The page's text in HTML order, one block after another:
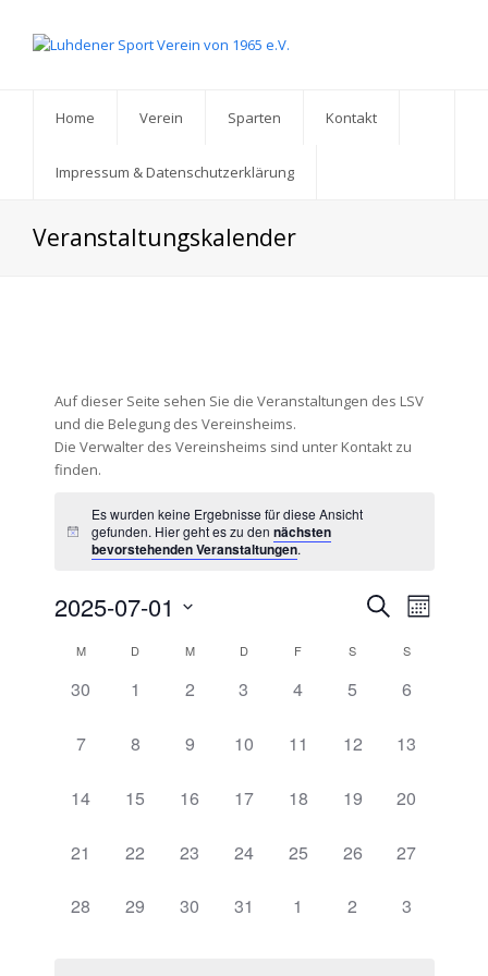
Home Verein Sparten Kontakt
Impressum & Datenschutzerklärung
Veranstaltungskalender
Auf dieser Seite sehen Sie die Veranstaltungen des LSV
und die Belegung des Vereinsheims.
Die Verwalter des Vereinsheims sind unter Kontakt zu
finden.
Es wurden keine Ergebnisse für diese Ansicht
gefunden. Hier geht es zu den nächsten
bevorstehenden Veranstaltungen.
Ansichten,
SucheMonat
2025-07-01
wählen.
Kalender
von
M D M D F S S
0
30
0
1
0
2
0
3
0
4
0
5
0
6
0
7
0
8
0
9
0
10
0
11
0
12
0
13
0
14
0
15
0
16
0
17
0
18
0
19
0
20
0
21
0
22
0
23
0
24
0
25
0
26
0
27
0
28
0
29
0
30
0
31
0
1
0
2
0
3